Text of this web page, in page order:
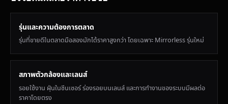
รุ่นและความต้องการตลาด
รุ่นที่ขายดีในตลาดมือสองมักได้ราคาสูงกว่า โดยเฉพาะ Mirrorless รุ่นใหม่
สภาพตัวกล้องและเลนส์
รอยใช้งาน ฝุ่นในซีนเซอร์ ร่องรอยบนเลนส์ และการทำงานของระบบมีผลต่อ
ราคาโดยตรง